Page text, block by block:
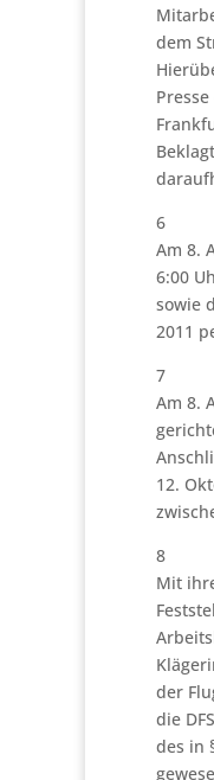
dem
6
Am 8.
6:00
sowie
2011
7
Am 8.
12.
8
Mit
der
die
des in